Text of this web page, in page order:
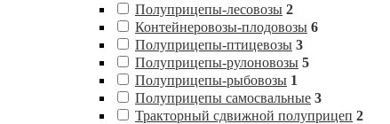
Полуприцепы-лесовозы 2
Контейнеровозы-плодовозы 6
Полуприцепы-птицевозы 3
Полуприцепы-рулоновозы 5
Полуприцепы-рыбовозы 1
Полуприцепы самосвальные 3
Тракторный сдвижной полуприцеп 2